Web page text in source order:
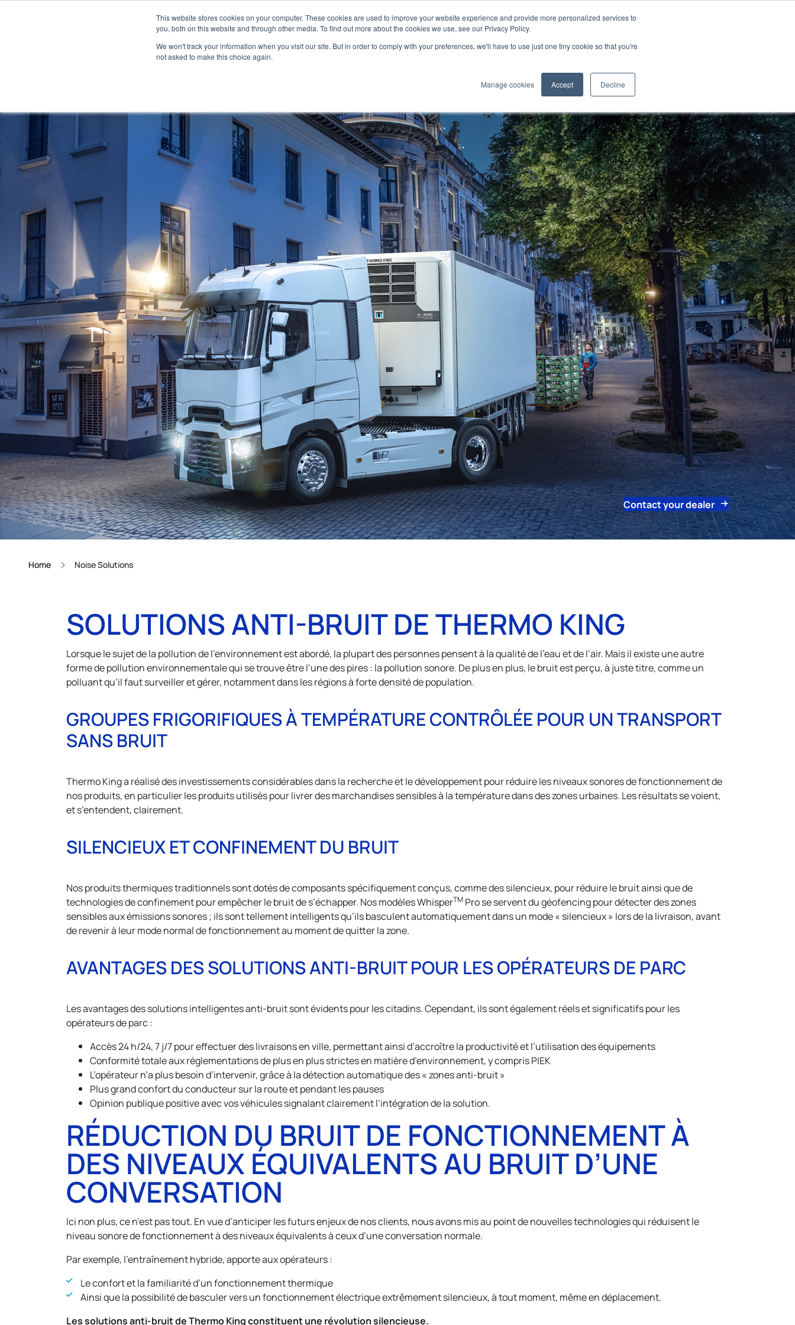
This website stores cookies on your computer. These cookies are used to improve your website experience and provide more personalized services to
you, both on this website and through other media. To find out more about the cookies we use, see our Privacy Policy.
We won't track your information when you visit our site. But in order to comply with your preferences, we'll have to use just one tiny cookie so that you're
not asked to make this choice again.
Manage cookies Accept Decline
Réseau de concessionnairesEspace média Marine
ProduitsTechnologiesServicesApplications
Contact your dealer
Home Noise Solutions
SOLUTIONS ANTI-BRUIT DE THERMO KING
Lorsque le sujet de la pollution de l’environnement est abordé, la plupart des personnes pensent à la qualité de l’eau et de l’air. Mais il existe une autre
forme de pollution environnementale qui se trouve être l’une des pires : la pollution sonore. De plus en plus, le bruit est perçu, à juste titre, comme un
polluant qu’il faut surveiller et gérer, notamment dans les régions à forte densité de population.
GROUPES FRIGORIFIQUES À TEMPÉRATURE CONTRÔLÉE POUR UN TRANSPORT
SANS BRUIT
Thermo King a réalisé des investissements considérables dans la recherche et le développement pour réduire les niveaux sonores de fonctionnement de
nos produits, en particulier les produits utilisés pour livrer des marchandises sensibles à la température dans des zones urbaines. Les résultats se voient,
et s’entendent, clairement.
SILENCIEUX ET CONFINEMENT DU BRUIT
Nos produits thermiques traditionnels sont dotés de composants spécifiquement conçus, comme des silencieux, pour réduire le bruit ainsi que de
technologies de confinement pour empêcher le bruit de s’échapper. Nos modèles WhisperTM Pro se servent du géofencing pour détecter des zones
sensibles aux émissions sonores ; ils sont tellement intelligents qu’ils basculent automatiquement dans un mode « silencieux » lors de la livraison, avant
de revenir à leur mode normal de fonctionnement au moment de quitter la zone.
AVANTAGES DES SOLUTIONS ANTI-BRUIT POUR LES OPÉRATEURS DE PARC
Les avantages des solutions intelligentes anti-bruit sont évidents pour les citadins. Cependant, ils sont également réels et significatifs pour les
opérateurs de parc :
Accès 24 h/24, 7 j/7 pour effectuer des livraisons en ville, permettant ainsi d’accroître la productivité et l’utilisation des équipements
Conformité totale aux réglementations de plus en plus strictes en matière d’environnement, y compris PIEK
L’opérateur n’a plus besoin d’intervenir, grâce à la détection automatique des « zones anti-bruit »
Plus grand confort du conducteur sur la route et pendant les pauses
Opinion publique positive avec vos véhicules signalant clairement l’intégration de la solution.
RÉDUCTION DU BRUIT DE FONCTIONNEMENT À
DES NIVEAUX ÉQUIVALENTS AU BRUIT D’UNE
CONVERSATION
Ici non plus, ce n’est pas tout. En vue d’anticiper les futurs enjeux de nos clients, nous avons mis au point de nouvelles technologies qui réduisent le
niveau sonore de fonctionnement à des niveaux équivalents à ceux d’une conversation normale.
Par exemple, l’entraînement hybride, apporte aux opérateurs :
Le confort et la familiarité d’un fonctionnement thermique
Ainsi que la possibilité de basculer vers un fonctionnement électrique extrêmement silencieux, à tout moment, même en déplacement.
Les solutions anti-bruit de Thermo King constituent une révolution silencieuse.